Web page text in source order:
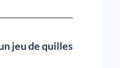
jeu de quilles